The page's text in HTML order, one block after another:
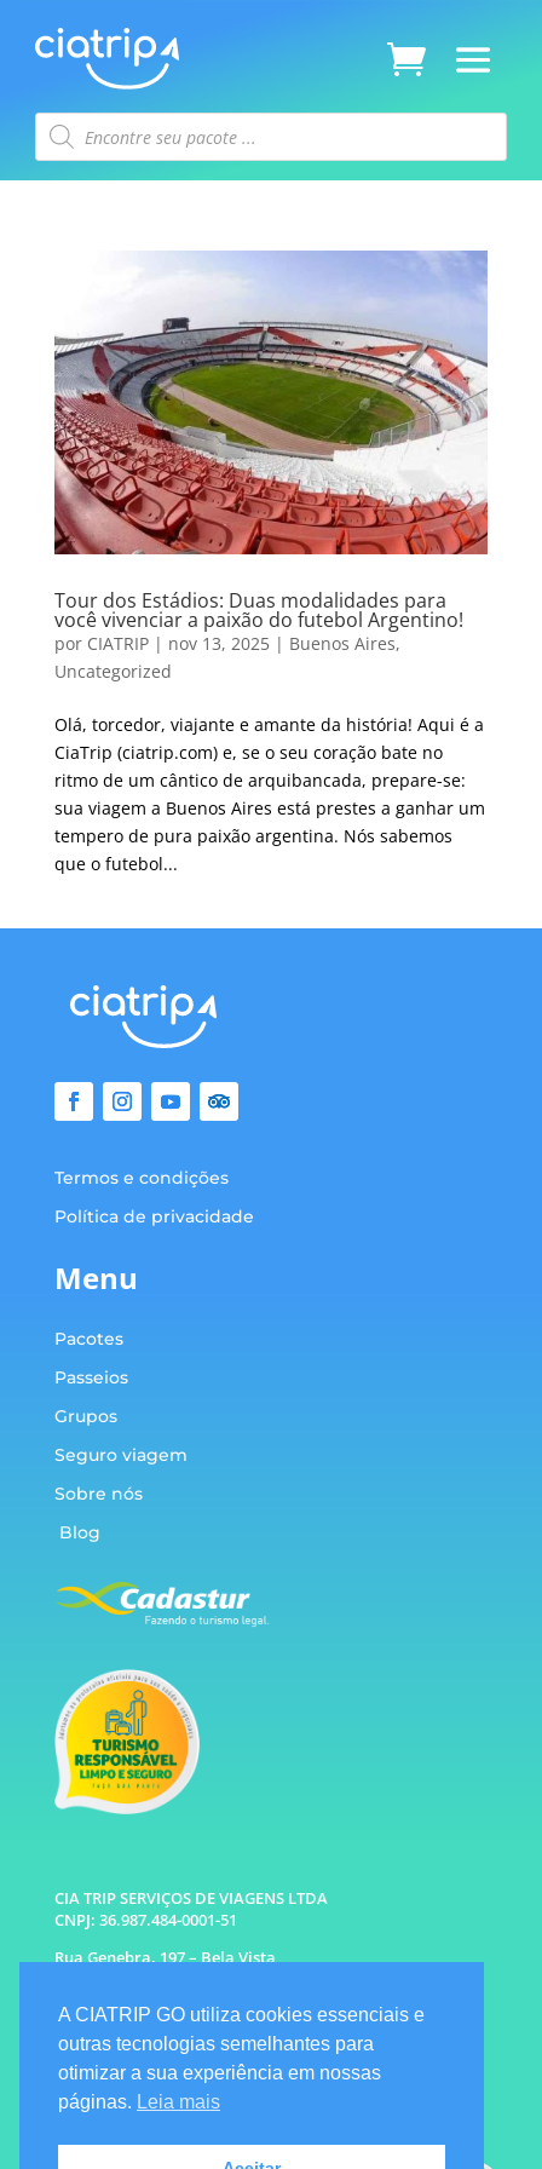
Pesquisar
produtos
Tour dos Estádios: Duas modalidades para
você vivenciar a paixão do futebol Argentino!
por CIATRIP| nov 13, 2025| Buenos Aires,
Uncategorized
Olá, torcedor, viajante e amante da história! Aqui é a
CiaTrip (ciatrip.com) e, se o seu coração bate no
ritmo de um cântico de arquibancada, prepare-se:
sua viagem a Buenos Aires está prestes a ganhar um
tempero de pura paixão argentina. Nós sabemos
que o futebol...
Termos e condições
Política de privacidade
Menu
Pacotes
Passeios
Grupos
Seguro viagem
Sobre nós
Blog
CIA TRIP SERVIÇOS DE VIAGENS LTDA
CNPJ: 36.987.484-0001-51
Rua Genebra, 197 – Bela Vista
WhatsApp: (11) 96333-6677 |
94341-1314
E-mail: info@ciatrip.com
Atendimento Comercial:
Segunda à Sexta: 9h às 18h
Sábado e Domingo: 10h as 16h
Emergencial: Seg a Dom das 7h as 22h
A CIATRIP GO utiliza cookies essenciais e
outras tecnologias semelhantes para
otimizar a sua experiência em nossas
páginas. Leia mais